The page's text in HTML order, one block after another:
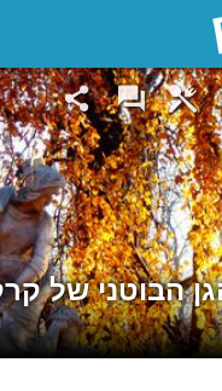
הבוטני של